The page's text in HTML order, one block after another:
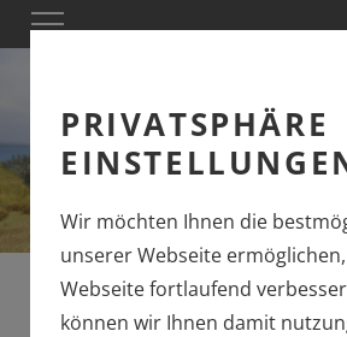
PRIVATSPHÄRE
Wir möchten Ihnen die
unserer Webseite
Webseite fortlaufend
können wir Ihnen damit